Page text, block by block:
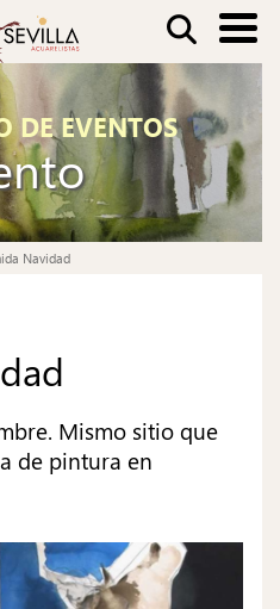
Buscar
DE EVENTOS
Navidad
Mismo sitio que
de pintura en